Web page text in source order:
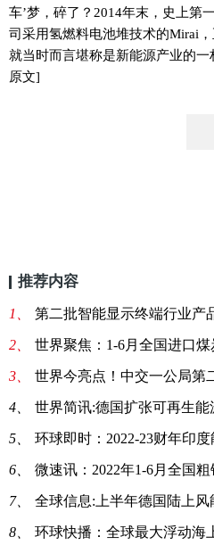
车’梦，碎了？2014年末，史上
司采用氢燃料电池堆技术的Mirai
就当时而言堪称是新能源产业的
原文]
推荐内容
1、 第二批智能显示终端行业产品目
2、 世界聚焦：1-6月全国进口煤
3、 世界今亮点！中交一公局第二工
4、 世界简讯:德国扩张可再生能源 到
5、 环球即时：2022-23财年印
6、 微速讯：2022年1-6月全国粗
7、 全球信息:上半年德国陆上风
8、 环球快播：全球最大浮动海上